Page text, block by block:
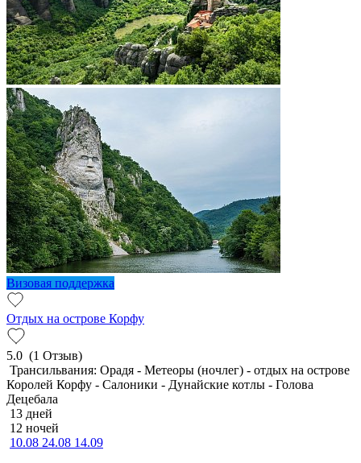
Визовая поддержка
Отдых на острове Корфу
5.0 (1 Отзыв)
Трансильвания: Орадя - Метеоры (ночлег) - отдых на острове
Королей Корфу - Салоники - Дунайские котлы - Голова
Децебала
13 дней
12 ночей
10.08 24.08 14.09